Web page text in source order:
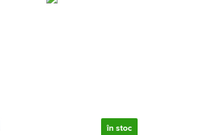
în stoc